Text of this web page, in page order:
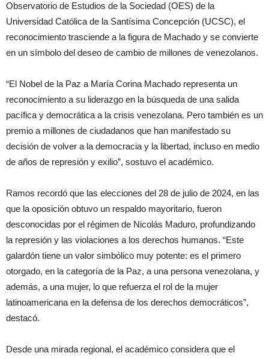
Observatorio de Estudios de la Sociedad (OES) de la
Universidad Católica de la Santísima Concepción (UCSC), el
reconocimiento trasciende a la figura de Machado y se convierte
en un símbolo del deseo de cambio de millones de venezolanos.
“El Nobel de la Paz a María Corina Machado representa un
reconocimiento a su liderazgo en la búsqueda de una salida
pacífica y democrática a la crisis venezolana. Pero también es un
premio a millones de ciudadanos que han manifestado su
decisión de volver a la democracia y la libertad, incluso en medio
de años de represión y exilio”, sostuvo el académico.
Ramos recordó que las elecciones del 28 de julio de 2024, en las
que la oposición obtuvo un respaldo mayoritario, fueron
desconocidas por el régimen de Nicolás Maduro, profundizando
la represión y las violaciones a los derechos humanos. “Este
galardón tiene un valor simbólico muy potente: es el primero
otorgado, en la categoría de la Paz, a una persona venezolana, y
además, a una mujer, lo que refuerza el rol de la mujer
latinoamericana en la defensa de los derechos democráticos”,
destacó.
Desde una mirada regional, el académico considera que el